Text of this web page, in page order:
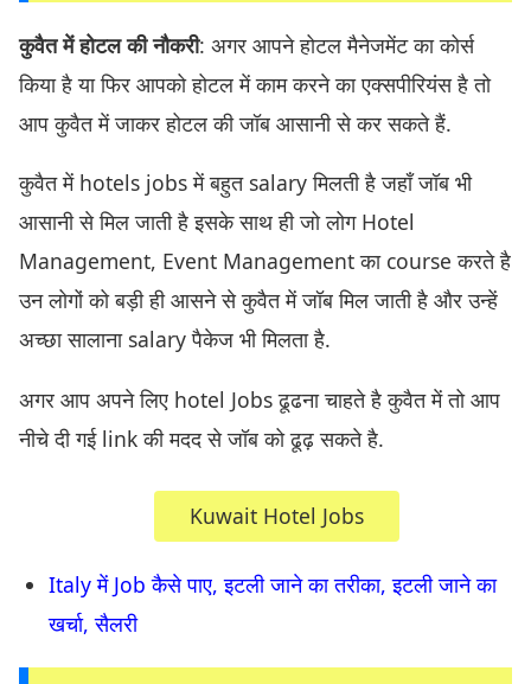
कुवैत में होटल की नौकरी: अगर आपने होटल मैनेजमेंट का कोर्स
किया है या फिर आपको होटल में काम करने का एक्सपीरियंस है तो
आप कुवैत में जाकर होटल की जॉब आसानी से कर सकते हैं.
कुवैत में hotels jobs में बहुत salary मिलती है जहाँ जॉब भी
आसानी से मिल जाती है इसके साथ ही जो लोग Hotel
Management, Event Management का course करते है
उन लोगों को बड़ी ही आसने से कुवैत में जॉब मिल जाती है और उन्हें
अच्छा सालाना salary पैकेज भी मिलता है.
अगर आप अपने लिए hotel Jobs ढूढना चाहते है कुवैत में तो आप
नीचे दी गई link की मदद से जॉब को ढूढ़ सकते है.
Kuwait Hotel Jobs
Italy में Job कैसे पाए, इटली जाने का तरीका, इटली जाने का
खर्चा, सैलरी